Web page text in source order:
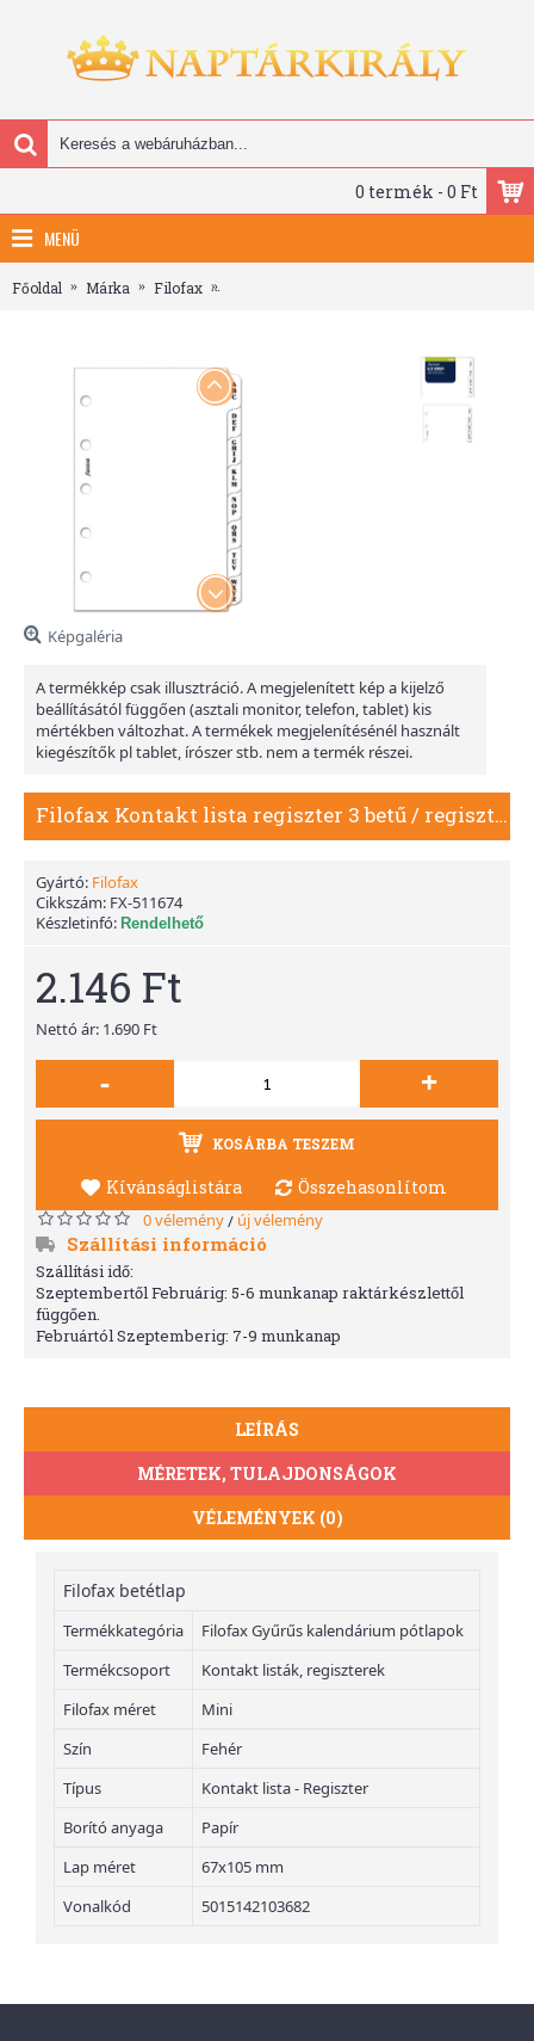
0 termék - 0 Ft
MENÜ
Főoldal Márka Filofax
Képgaléria
A termékkép csak illusztráció. A megjelenített kép a kijelző
beállításától függően (asztali monitor, telefon, tablet) kis
mértékben változhat. A termékek megjelenítésénél használt
kiegészítők pl tablet, írószer stb. nem a termék részei.
Filofax Kontakt lista regiszter 3 betű / regiszter Mini Fehér
Gyártó: Filofax
Cikkszám: FX-511674
Készletinfó: Rendelhető
2.146 Ft
Nettó ár: 1.690 Ft
- +
KOSÁRBA TESZEM
Kívánságlistára Összehasonlítom
0 vélemény/ új vélemény
Szállítási információ
Szállítási idő:
Szeptembertől Februárig: 5-6 munkanap raktárkészlettől
függően.
Februártól Szeptemberig: 7-9 munkanap
LEÍRÁS
MÉRETEK, TULAJDONSÁGOK
VÉLEMÉNYEK (0)
Filofax betétlap
Termékkategória
Filofax Gyűrűs kalendárium pótlapok
Termékcsoport
Kontakt listák, regiszterek
Filofax méret
Mini
Szín
Fehér
Típus
Kontakt lista - Regiszter
Borító anyaga
Papír
Lap méret
67x105 mm
Vonalkód
5015142103682